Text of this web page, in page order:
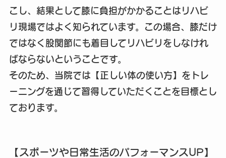
こし、結果として膝に負担がかかることはリハビ
リ現場ではよく知られています。この場合、膝だけ
ではなく股関節にも着目してリハビリをしなけれ
ばならないということです。
そのため、当院では【正しい体の使い方】をトレ
ーニングを通じて習得していただくことを目標とし
ております。
【スポーツや日常生活のパフォーマンスUP】